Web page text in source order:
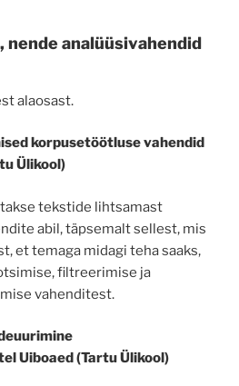
nende analüüsivahendid
alaosast.
korpusetöötluse vahendid
Ülikool)
tekstide lihtsamast
abil, täpsemalt sellest, mis
et temaga midagi teha saaks,
filtreerimise ja
vahenditest.
Uiboaed (Tartu Ülikool)